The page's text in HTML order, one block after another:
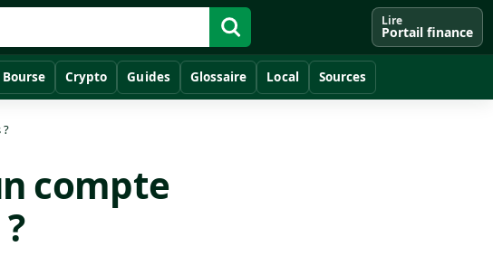
Lire
Portail finance
Bourse Crypto Guides Glossaire Local Sources
compte